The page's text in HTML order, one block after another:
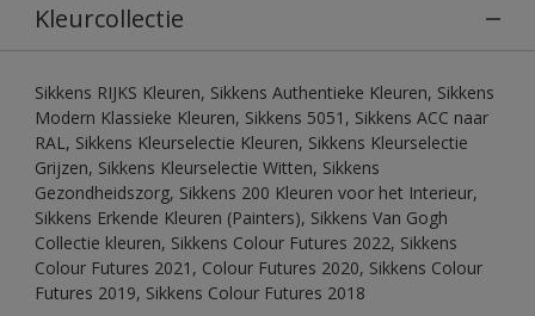
Kleurcollectie
Sikkens RIJKS Kleuren, Sikkens Authentieke Kleuren, Sikkens
Modern Klassieke Kleuren, Sikkens 5051, Sikkens ACC naar
RAL, Sikkens Kleurselectie Kleuren, Sikkens Kleurselectie
Grijzen, Sikkens Kleurselectie Witten, Sikkens
Gezondheidszorg, Sikkens 200 Kleuren voor het Interieur,
Sikkens Erkende Kleuren (Painters), Sikkens Van Gogh
Collectie kleuren, Sikkens Colour Futures 2022, Sikkens
Colour Futures 2021, Colour Futures 2020, Sikkens Colour
Futures 2019, Sikkens Colour Futures 2018